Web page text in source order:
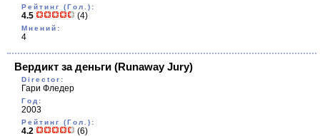
Рейтинг (Гол.):
4.5 (4)
Мнений:
4
Вердикт за деньги (Runaway Jury)
Director:
Гари Фледер
Год:
2003
Рейтинг (Гол.):
4.2 (6)